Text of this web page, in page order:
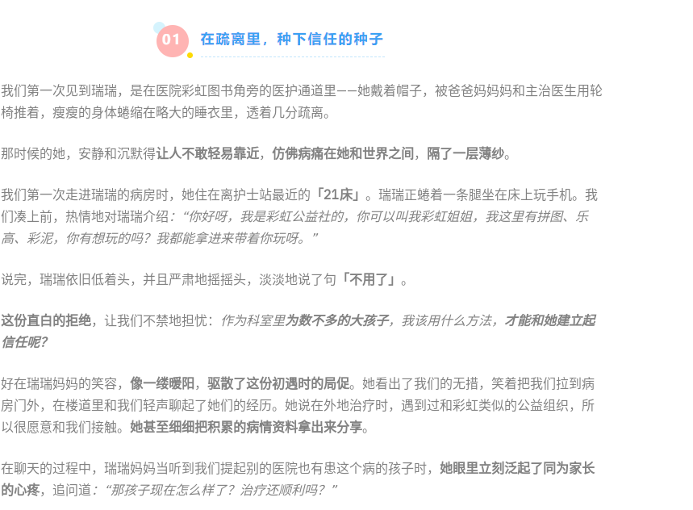
我们第一次见到瑞瑞，是在医院彩虹图书角旁的医护通道里——她戴着帽子，被爸爸妈妈妈和主治医生用轮
椅推着，瘦瘦的身体蜷缩在略大的睡衣里，透着几分疏离。
那时候的她，安静和沉默得让人不敢轻易靠近， 仿佛病痛在她和世界之间 ， 隔了一层薄纱。
我们第一次走进瑞瑞的病房时，她住在离护士站最近的 「21床」 。瑞瑞正蜷着一条腿坐在床上玩手机。我
们凑上前，热情地对瑞瑞介绍 ：“你好呀，我是彩虹公益社的，你可以叫我彩虹姐姐，我这里有拼图、乐
高、彩泥，你有想玩的吗？我都能拿进来带着你玩呀。”
说完，瑞瑞依旧低着头，并且严肃地摇摇头，淡淡地说了句 「不用了」 。
这份直白的拒绝，让我们不禁地担忧： 作为科室里为数不多的大孩子，我该用什么方法， 才能和她建立起
信任呢？
好在瑞瑞妈妈的笑容， 像一缕暖阳 ， 驱散了这份初遇时的局促。她看出了我们的无措，笑着把我们拉到病
房门外，在楼道里和我们轻声聊起了她们的经历。她说在外地治疗时，遇到过和彩虹类似的公益组织，所
以很愿意和我们接触。 她甚至细细把积累的病情资料拿出来分享。
在聊天的过程中，瑞瑞妈妈当听到我们提起别的医院也有患这个病的孩子时， 她眼里立刻泛起了同为家长
的心疼，追问道 ：“那孩子现在怎么样了？治疗还顺利吗？”